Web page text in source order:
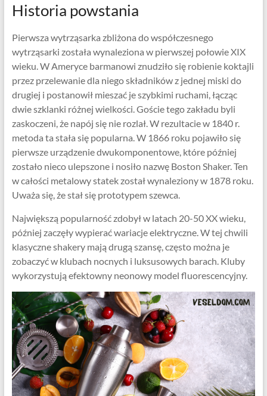
Historia powstania
Pierwsza wytrząsarka zbliżona do współczesnego
wytrząsarki została wynaleziona w pierwszej połowie XIX
wieku. W Ameryce barmanowi znudziło się robienie koktajli
przez przelewanie dla niego składników z jednej miski do
drugiej i postanowił mieszać je szybkimi ruchami, łącząc
dwie szklanki różnej wielkości. Goście tego zakładu byli
zaskoczeni, że napój się nie rozlał. W rezultacie w 1840 r.
metoda ta stała się popularna. W 1866 roku pojawiło się
pierwsze urządzenie dwukomponentowe, które później
zostało nieco ulepszone i nosiło nazwę Boston Shaker. Ten
w całości metalowy statek został wynaleziony w 1878 roku.
Uważa się, że stał się prototypem szewca.
Największą popularność zdobył w latach 20-50 XX wieku,
później zaczęły wypierać wariacje elektryczne. W tej chwili
klasyczne shakery mają drugą szansę, często można je
zobaczyć w klubach nocnych i luksusowych barach. Kluby
wykorzystują efektowny neonowy model fluorescencyjny.